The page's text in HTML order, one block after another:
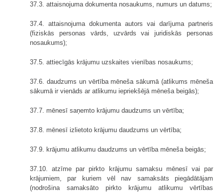
37.3. attaisnojuma dokumenta nosaukums, numurs un datums;
37.4. attaisnojuma dokumenta autors vai darījuma partneris
(fiziskās personas vārds, uzvārds vai juridiskās personas
nosaukums);
37.5. attiecīgās krājumu uzskaites vienības nosaukums;
37.6. daudzums un vērtība mēneša sākumā (atlikums mēneša
sākumā ir vienāds ar atlikumu iepriekšējā mēneša beigās);
37.7. mēnesī saņemto krājumu daudzums un vērtība;
37.8. mēnesī izlietoto krājumu daudzums un vērtība;
37.9. krājumu atlikumu daudzums un vērtība mēneša beigās;
37.10. atzīme par pirkto krājumu samaksu mēnesī vai par
krājumiem, par kuriem vēl nav samaksāts piegādātājam
(nodrošina samaksāto pirkto krājumu atlikumu vērtības